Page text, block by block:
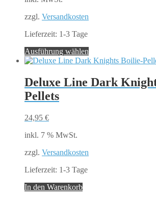
zzgl. Versandkosten
Lieferzeit: 1-3 Tage
Ausführung wählen
Produkt
mehrere
Varianten
Deluxe Line Dark
Pellets
24,95 €
inkl. 7 % MwSt.
zzgl. Versandkosten
Lieferzeit: 1-3 Tage
In den Warenkorb